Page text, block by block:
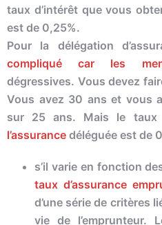
taux d’intérêt que vous
est de 0,25%.
Pour la délégation
compliqué car les
dégressives. Vous devez
Vous avez 30 ans et vous
sur 25 ans. Mais le taux
l’assurance déléguée est de
s’il varie en fonction
taux d’assurance
d’une série de critères
vie de l’emprunteur.